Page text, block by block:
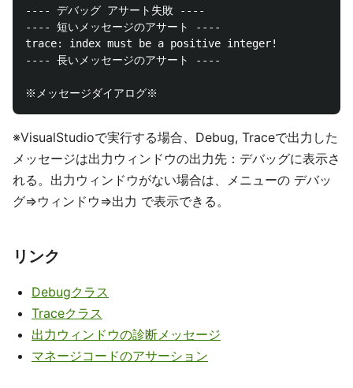
---- デバッグ アサート失敗 ----
---- 短いメッセージのアサート ----
trace: index must be a positive integer!
---- 長いメッセージのアサート ----
※VisualStudioで実行する場合、Debug, Traceで出力した
メッセージは出力ウィンドウの出力先：デバッグに表示さ
れる。出力ウィンドウがない場合は、メニューの デバッ
グ⇒ウィンドウ⇒出力 で表示できる。
リンク
Debugクラス
Traceクラス
出力ウィンドウの診断メッセージ
マネージコードのアサーション